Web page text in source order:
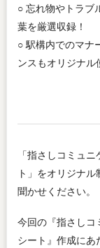
○ 忘れ物やトラブ
葉を厳選収録！
○ 駅構内でのマナ
ンスもオリジナル
「指さしコミュ
ト」をオリジナ
聞かせください。
今回の『指さしコ
シート』作成に